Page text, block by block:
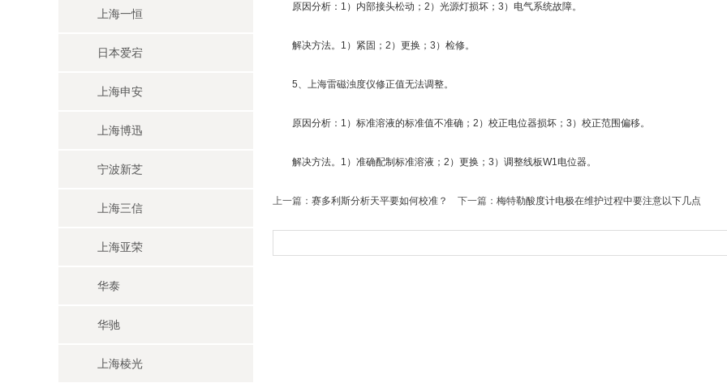
上海一恒
日本爱宕
上海申安
上海博迅
宁波新芝
上海三信
上海亚荣
华泰
华驰
上海棱光
原因分析：1）内部接头松动；2）光源灯损坏；3）电气系统故障。
解决方法。1）紧固；2）更换；3）检修。
5、上海雷磁浊度仪修正值无法调整。
原因分析：1）标准溶液的标准值不准确；2）校正电位器损坏；3）校正范围偏移。
解决方法。1）准确配制标准溶液；2）更换；3）调整线板W1电位器。
上一篇： 赛多利斯分析天平要如何校准？ 下一篇： 梅特勒酸度计电极在维护过程中要注意以下几点